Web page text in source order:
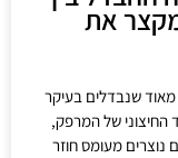
את
שנבדלים בעיקר
החיצוני של המרפק,
נוצרים מעומס חוזר